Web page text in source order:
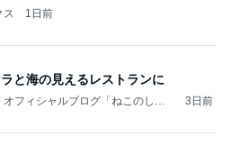
ス 1日前
と海の見えるレストランに
フィシャルブログ「ねこのしっ
3日前